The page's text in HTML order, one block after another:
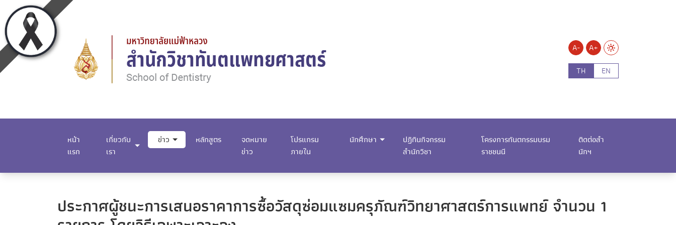
A-
A+
TH
EN
หน้า
แรก
เกี่ยวกับ
เรา
ข่าว หลักสูตร
จดหมาย
ข่าว
โปรแกรม
ภายใน
นักศึกษา
ปฏิทินกิจกรรม
สำนักวิชา
โครงการทันตกรรมบรม
ราชชนนี
ติดต่อสำ
นักฯ
ประกาศผู้ชนะการเสนอราคาการซื้อวัสดุซ่อมแซมครุภัณฑ์วิทยาศาสตร์การแพทย์ จำนวน 1